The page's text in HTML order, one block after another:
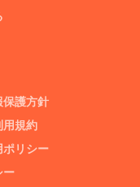
保護方針
用規約
ポリシー
ー